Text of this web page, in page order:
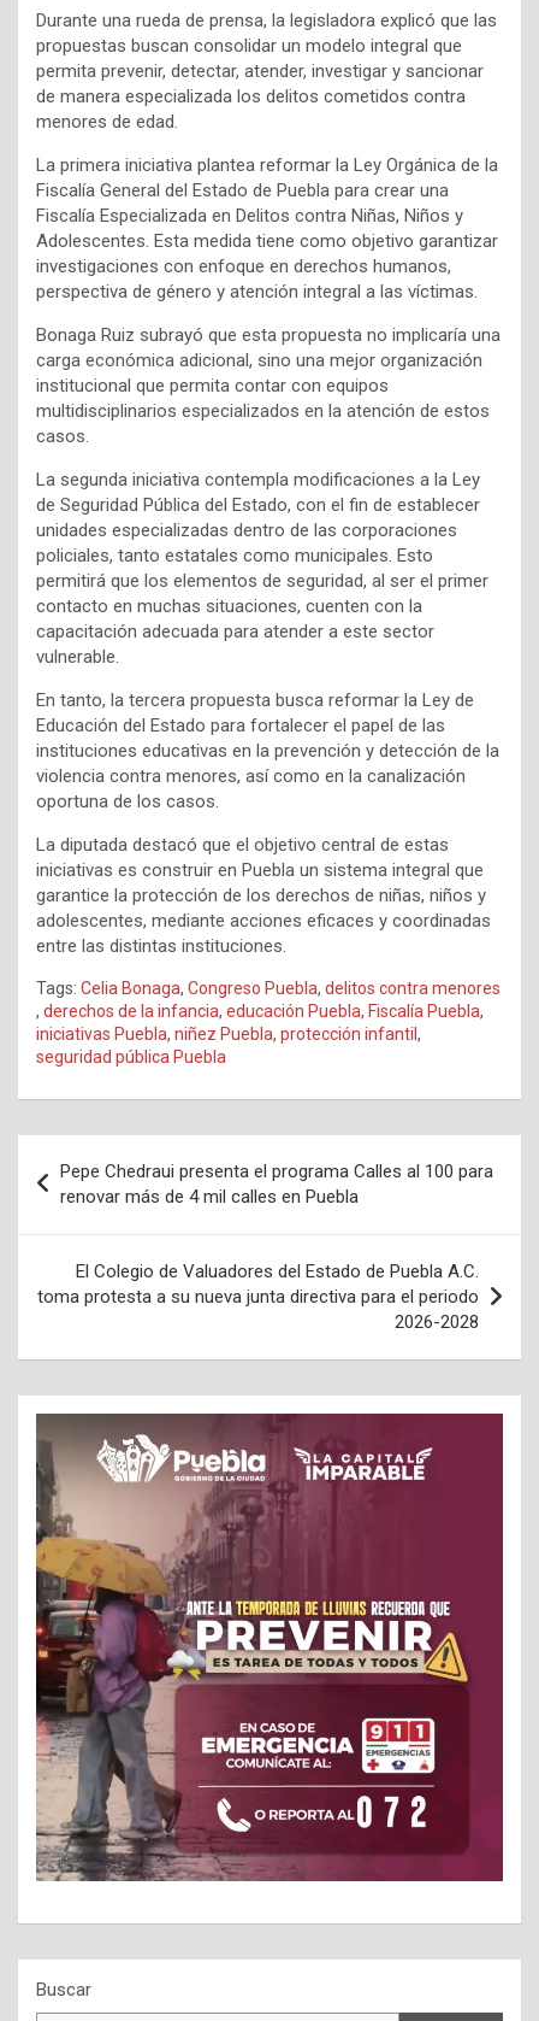
Durante una rueda de prensa, la legisladora explicó que las
propuestas buscan consolidar un modelo integral que
permita prevenir, detectar, atender, investigar y sancionar
de manera especializada los delitos cometidos contra
menores de edad.
La primera iniciativa plantea reformar la Ley Orgánica de la
Fiscalía General del Estado de Puebla para crear una
Fiscalía Especializada en Delitos contra Niñas, Niños y
Adolescentes. Esta medida tiene como objetivo garantizar
investigaciones con enfoque en derechos humanos,
perspectiva de género y atención integral a las víctimas.
Bonaga Ruiz subrayó que esta propuesta no implicaría una
carga económica adicional, sino una mejor organización
institucional que permita contar con equipos
multidisciplinarios especializados en la atención de estos
casos.
La segunda iniciativa contempla modificaciones a la Ley
de Seguridad Pública del Estado, con el fin de establecer
unidades especializadas dentro de las corporaciones
policiales, tanto estatales como municipales. Esto
permitirá que los elementos de seguridad, al ser el primer
contacto en muchas situaciones, cuenten con la
capacitación adecuada para atender a este sector
vulnerable.
En tanto, la tercera propuesta busca reformar la Ley de
Educación del Estado para fortalecer el papel de las
instituciones educativas en la prevención y detección de la
violencia contra menores, así como en la canalización
oportuna de los casos.
La diputada destacó que el objetivo central de estas
iniciativas es construir en Puebla un sistema integral que
garantice la protección de los derechos de niñas, niños y
adolescentes, mediante acciones eficaces y coordinadas
entre las distintas instituciones.
Tags: Celia Bonaga, Congreso Puebla, delitos contra menores
, derechos de la infancia, educación Puebla, Fiscalía Puebla,
iniciativas Puebla, niñez Puebla, protección infantil ,
seguridad pública Puebla
de
entradas
Pepe Chedraui presenta el programa Calles al 100 para
renovar más de 4 mil calles en Puebla
El Colegio de Valuadores del Estado de Puebla A.C.
toma protesta a su nueva junta directiva para el periodo
2026-2028
Buscar